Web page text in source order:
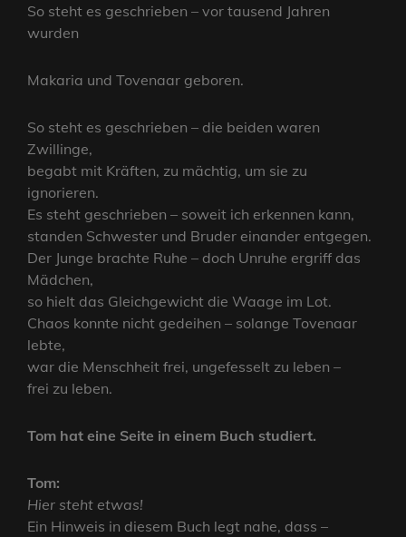
So steht es geschrieben – vor tausend Jahren
wurden
Makaria und Tovenaar geboren.
So steht es geschrieben – die beiden waren
Zwillinge,
begabt mit Kräften, zu mächtig, um sie zu
ignorieren.
Es steht geschrieben – soweit ich erkennen kann,
standen Schwester und Bruder einander entgegen.
Der Junge brachte Ruhe – doch Unruhe ergriff das
Mädchen,
so hielt das Gleichgewicht die Waage im Lot.
Chaos konnte nicht gedeihen – solange Tovenaar
lebte,
war die Menschheit frei, ungefesselt zu leben –
frei zu leben.
Tom hat eine Seite in einem Buch studiert.
Tom:
Hier steht etwas!
Ein Hinweis in diesem Buch legt nahe, dass –